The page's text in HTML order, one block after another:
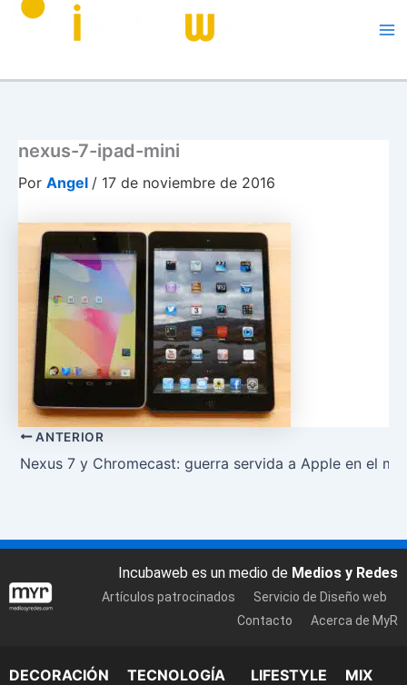
nexus-7-ipad-mini
Por Angel / 17 de noviembre de 2016
ANTERIOR
Nexus 7 y Chromecast: guerra servida a Apple en el
Incubaweb es un medio de Medios y Redes
Artículos patrocinados
Servicio de Diseño web
Contacto
Acerca de MyR
DECORACIÓN TECNOLOGÍA LIFESTYLE MIX